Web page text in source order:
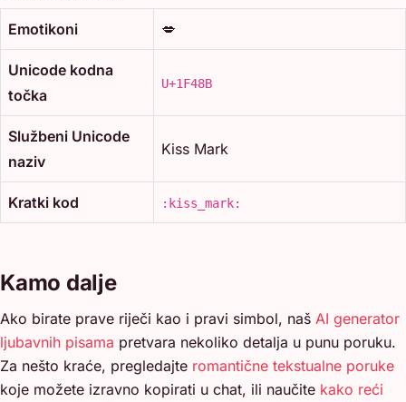
Emotikoni 💋
Unicode kodna
točka
U+1F48B
Službeni Unicode
naziv
Kiss Mark
Kratki kod :kiss_mark:
Kamo dalje
Ako birate prave riječi kao i pravi simbol, naš AI generator
ljubavnih pisama pretvara nekoliko detalja u punu poruku.
Za nešto kraće, pregledajte romantične tekstualne poruke
koje možete izravno kopirati u chat, ili naučite kako reći